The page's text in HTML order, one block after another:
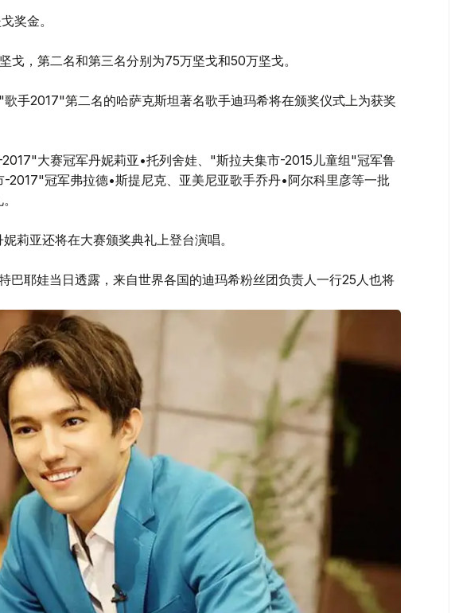
奖金。
戈，第二名和第三名分别为75万坚戈和50万坚戈。
手2017"第二名的哈萨克斯坦著名歌手迪玛希将在颁奖仪式上为获奖
大赛冠军丹妮莉亚•托列舍娃、"斯拉夫集市-2015儿童组"冠军鲁
2017"冠军弗拉德•斯提尼克、亚美尼亚歌手乔丹•阿尔科里彦等一批
莉亚还将在大赛颁奖典礼上登台演唱。
巴耶娃当日透露，来自世界各国的迪玛希粉丝团负责人一行25人也将